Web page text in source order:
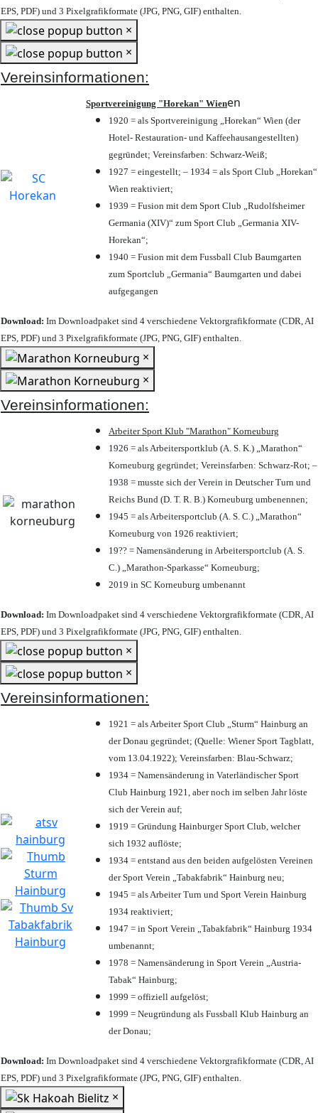
EPS, PDF) und 3 Pixelgrafikformate (JPG, PNG, GIF) enthalten.
×
×
Vereinsinformationen:
Sportvereinigung "Horekan" Wienen
1920 = als Sportvereinigung „Horekan“ Wien (der
Hotel- Restauration- und Kaffeehausangestellten)
gegründet; Vereinsfarben: Schwarz-Weiß;
1927 = eingestellt; – 1934 = als Sport Club „Horekan“
Wien reaktiviert;
1939 = Fusion mit dem Sport Club „Rudolfsheimer
Germania (XIV)“ zum Sport Club „Germania XIV-
Horekan“;
1940 = Fusion mit dem Fussball Club Baumgarten
zum Sportclub „Germania“ Baumgarten und dabei
aufgegangen
Download: Im Downloadpaket sind 4 verschiedene Vektorgrafikformate (CDR, AI
EPS, PDF) und 3 Pixelgrafikformate (JPG, PNG, GIF) enthalten.
×
×
Vereinsinformationen:
Arbeiter Sport Klub "Marathon" Korneuburg
1926 = als Arbeitersportklub (A. S. K.) „Marathon“
Korneuburg gegründet; Vereinsfarben: Schwarz-Rot; –
1938 = musste sich der Verein in Deutscher Turn und
Reichs Bund (D. T. R. B.) Korneuburg umbenennen;
1945 = als Arbeitersportclub (A. S. C.) „Marathon“
Korneuburg von 1926 reaktiviert;
19?? = Namensänderung in Arbeitersportclub (A. S.
C.) „Marathon-Sparkasse“ Korneuburg;
2019 in SC Korneuburg umbenannt
Download: Im Downloadpaket sind 4 verschiedene Vektorgrafikformate (CDR, AI
EPS, PDF) und 3 Pixelgrafikformate (JPG, PNG, GIF) enthalten.
×
×
Vereinsinformationen:
1921 = als Arbeiter Sport Club „Sturm“ Hainburg an
der Donau gegründet; (Quelle: Wiener Sport Tagblatt,
vom 13.04.1922); Vereinsfarben: Blau-Schwarz;
1934 = Namensänderung in Vaterländischer Sport
Club Hainburg 1921, aber noch im selben Jahr löste
sich der Verein auf;
1919 = Gründung Hainburger Sport Club, welcher
sich 1932 auflöste;
1934 = entstand aus den beiden aufgelösten Vereinen
der Sport Verein „Tabakfabrik“ Hainburg neu;
1945 = als Arbeiter Turn und Sport Verein Hainburg
1934 reaktiviert;
1947 = in Sport Verein „Tabakfabrik“ Hainburg 1934
umbenannt;
1978 = Namensänderung in Sport Verein „Austria-
Tabak“ Hainburg;
1999 = offiziell aufgelöst;
1999 = Neugründung als Fussball Klub Hainburg an
der Donau;
Download: Im Downloadpaket sind 4 verschiedene Vektorgrafikformate (CDR, AI
EPS, PDF) und 3 Pixelgrafikformate (JPG, PNG, GIF) enthalten.
×